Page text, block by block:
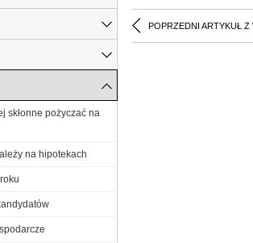
POPRZEDNI ARTYKUŁ Z
skłonne pożyczać na
na hipotekach